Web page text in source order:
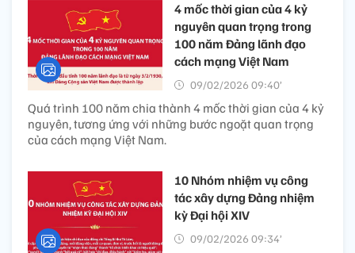
4 mốc thời gian của 4 kỷ
nguyên quan trọng trong
100 năm Đảng lãnh đạo
cách mạng Việt Nam
09/02/2026 09:40’
Quá trình 100 năm chia thành 4 mốc thời gian của 4 kỷ
nguyên, tương ứng với những bước ngoặt quan trọng
của cách mạng Việt Nam.
10 Nhóm nhiệm vụ công
tác xây dựng Đảng nhiệm
kỳ Đại hội XIV
09/02/2026 09:34’